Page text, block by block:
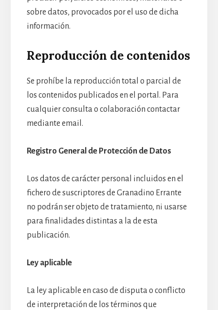
sobre datos, provocados por el uso de dicha
información.
Reproducción de contenidos
Se prohíbe la reproducción total o parcial de
los contenidos publicados en el portal. Para
cualquier consulta o colaboración contactar
mediante email.
Registro General de Protección de Datos
Los datos de carácter personal incluidos en el
fichero de suscriptores de Granadino Errante
no podrán ser objeto de tratamiento, ni usarse
para finalidades distintas a la de esta
publicación.
Ley aplicable
La ley aplicable en caso de disputa o conflicto
de interpretación de los términos que